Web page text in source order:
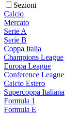
Sezioni
Calcio
Mercato
Serie A
Serie B
Coppa Italia
Champions League
Europa League
Conference League
Calcio Estero
Supercoppa Italiana
Formula 1
Formula E